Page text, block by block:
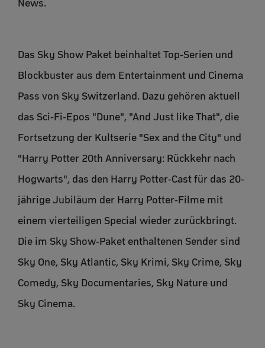
News.
Das Sky Show Paket beinhaltet Top-Serien und
Blockbuster aus dem Entertainment und Cinema
Pass von Sky Switzerland. Dazu gehören aktuell
das Sci-Fi-Epos "Dune", "And Just like That", die
Fortsetzung der Kultserie "Sex and the City" und
"Harry Potter 20th Anniversary: Rückkehr nach
Hogwarts", das den Harry Potter-Cast für das 20-
jährige Jubiläum der Harry Potter-Filme mit
einem vierteiligen Special wieder zurückbringt.
Die im Sky Show-Paket enthaltenen Sender sind
Sky One, Sky Atlantic, Sky Krimi, Sky Crime, Sky
Comedy, Sky Documentaries, Sky Nature und
Sky Cinema.